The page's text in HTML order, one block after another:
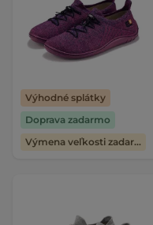
Výhodné splátky
Doprava zadarmo
Výmena veľkosti zadarmo